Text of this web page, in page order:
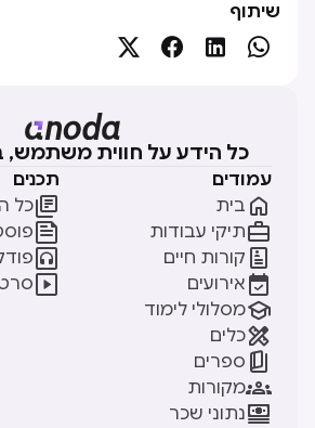
שיתוף




כל הידע על חווית
עמודים
בית 
תיקי עבודות
קורות חיים 
אירועים 
מסלולי לימוד
כלים
ספרים 
מקורות
נתוני שכר
תכנים
כל


